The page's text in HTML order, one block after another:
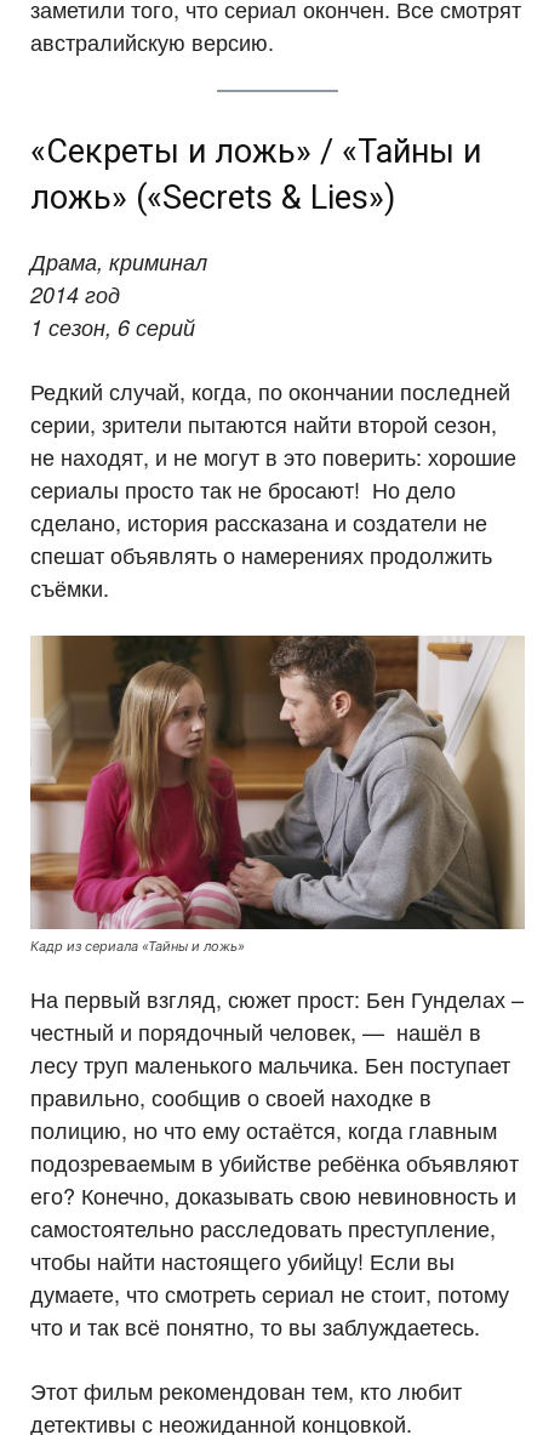
заметили того, что сериал окончен. Все смотрят
австралийскую версию.
«Секреты и ложь» / «Тайны и
ложь» («Secrets & Lies»)
Драма, криминал
2014 год
1 сезон, 6 серий
Редкий случай, когда, по окончании последней
серии, зрители пытаются найти второй сезон,
не находят, и не могут в это поверить: хорошие
сериалы просто так не бросают! Но дело
сделано, история рассказана и создатели не
спешат объявлять о намерениях продолжить
съёмки.
Кадр из сериала «Тайны и ложь»
На первый взгляд, сюжет прост: Бен Гунделах –
честный и порядочный человек, — нашёл в
лесу труп маленького мальчика. Бен поступает
правильно, сообщив о своей находке в
полицию, но что ему остаётся, когда главным
подозреваемым в убийстве ребёнка объявляют
его? Конечно, доказывать свою невиновность и
самостоятельно расследовать преступление,
чтобы найти настоящего убийцу! Если вы
думаете, что смотреть сериал не стоит, потому
что и так всё понятно, то вы заблуждаетесь.
Этот фильм рекомендован тем, кто любит
детективы с неожиданной концовкой.